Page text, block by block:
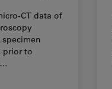
CT data of
prior to